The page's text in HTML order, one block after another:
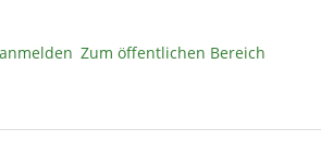
Zum öffentlichen Bereich